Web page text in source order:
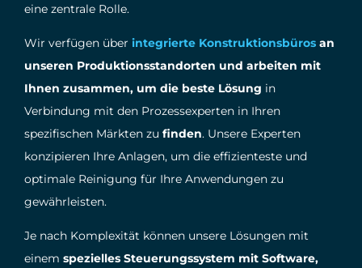
eine zentrale Rolle.
Wir verfügen über integrierte Konstruktionsbüros an
unseren Produktionsstandorten und arbeiten mit
Ihnen zusammen, um die beste Lösung in
Verbindung mit den Prozessexperten in Ihren
spezifischen Märkten zu finden. Unsere Experten
konzipieren Ihre Anlagen, um die effizienteste und
optimale Reinigung für Ihre Anwendungen zu
gewährleisten.
Je nach Komplexität können unsere Lösungen mit
einem spezielles Steuerungssystem mit Software,